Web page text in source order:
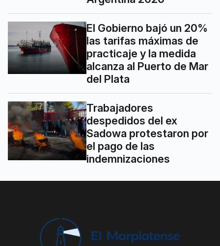
El Gobierno bajó un 20%
las tarifas máximas de
practicaje y la medida
alcanza al Puerto de Mar
del Plata
Trabajadores
despedidos del ex
Sadowa protestaron por
el pago de las
indemnizaciones